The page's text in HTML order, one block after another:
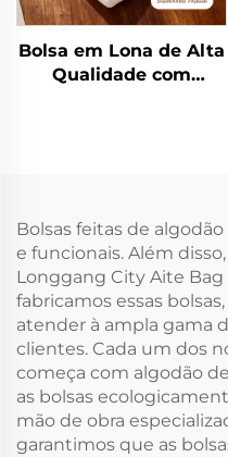
Bolsa em Lona de Alta
Qualidade com
Promocional com
Estampa de Letras
Bolsas feitas de
e funcionais. Além
Longgang City Aite Bag
fabricamos essas
atender à ampla gama
clientes. Cada um dos
começa com algodão
as bolsas
mão de obra
garantimos que as